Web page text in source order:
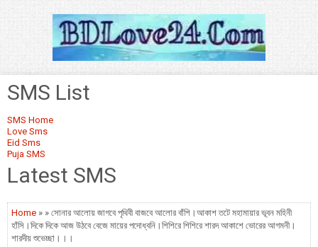
SMS List
SMS Home
Love Sms
Eid Sms
Puja SMS
Latest SMS
Home » » সোনার আলোয় জাগবে পৃথিবী বাজবে আলোর বাঁশি।আকাশ তটে মহামায়ার ভূবন মহিনী
হাঁসি।দিকে দিকে আজ উঠবে বেজে মায়ের পদোধ্বনি।শিশিরে শিশিরে শারদ আকাশে ভোরের আগমনী।
শারদীয় শুভেচ্ছা।।।